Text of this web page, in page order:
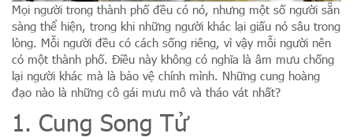
Mọi người trong thành phố đều có nó, nhưng một số người sẵn
sàng thể hiện, trong khi những người khác lại giấu nó sâu trong
lòng. Mỗi người đều có cách sống riêng, vì vậy mỗi người nên
có một thành phố. Điều này không có nghĩa là âm mưu chống
lại người khác mà là bảo vệ chính mình. Những cung hoàng
đạo nào là những cô gái mưu mô và tháo vát nhất?
1. Cung Song Tử